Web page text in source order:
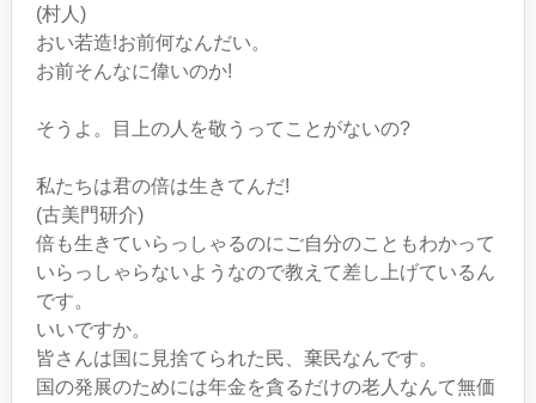
(村人)
おい若造!お前何なんだい。
お前そんなに偉いのか!
そうよ。目上の人を敬うってことがないの?
私たちは君の倍は生きてんだ!
(古美門研介)
倍も生きていらっしゃるのにご自分のこともわかって
いらっしゃらないようなので教えて差し上げているん
です。
いいですか。
皆さんは国に見捨てられた民、棄民なんです。
国の発展のためには年金を貪るだけの老人なんて無価